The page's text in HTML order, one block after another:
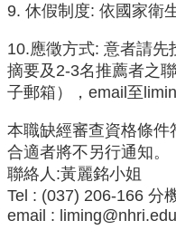
款
專
區
首
頁
臺
大
首
9. 休假制度: 依國家衛
10.應徵方式: 意者請先
摘要及2-3名推薦者之
子郵箱），email至
本職缺經審查資格條
合適者將不另行通知。
聯絡人:黃麗銘小姐
Tel : (037) 206-166 分
email :